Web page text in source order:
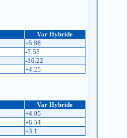
Var Hybride
+5.88
-7.55
-16.22
+4.25
Var Hybride
+4.05
+6.54
+3.1